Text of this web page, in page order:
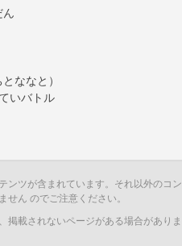
ん
ななと）
いバトル
ンツが含まれています。それ以外のコン
せん のでご注意ください。
載されないページがある場合がありま